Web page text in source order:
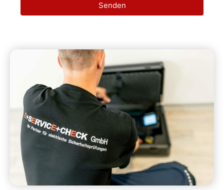
Senden